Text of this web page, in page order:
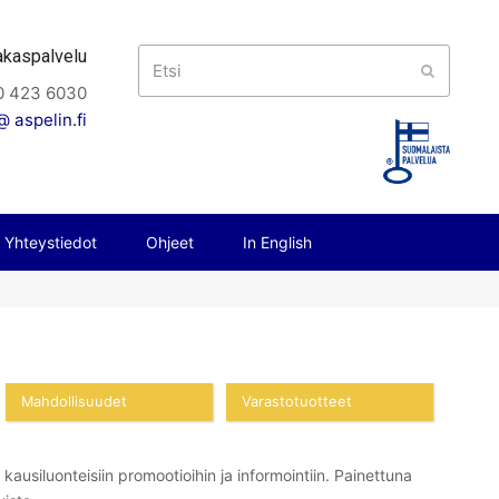
423 6030
aspelin.fi
Yhteystiedot Ohjeet In English
Mahdollisuudet Varastotuotteet
promootioihin ja informointiin. Painettuna